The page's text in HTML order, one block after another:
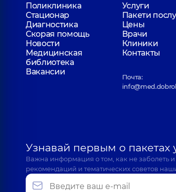
Поликлиника
Услуги
Стационар
Пакети
Диагностика
Цены
Скорая помощь
Врачи
Новости
Клиники
Медицинская
библиотека
Контакты
Вакансии
Почта:
Узнавай первым о пакетах
Важна информация о том, как не заболеть
рекомендаций и тематических советов